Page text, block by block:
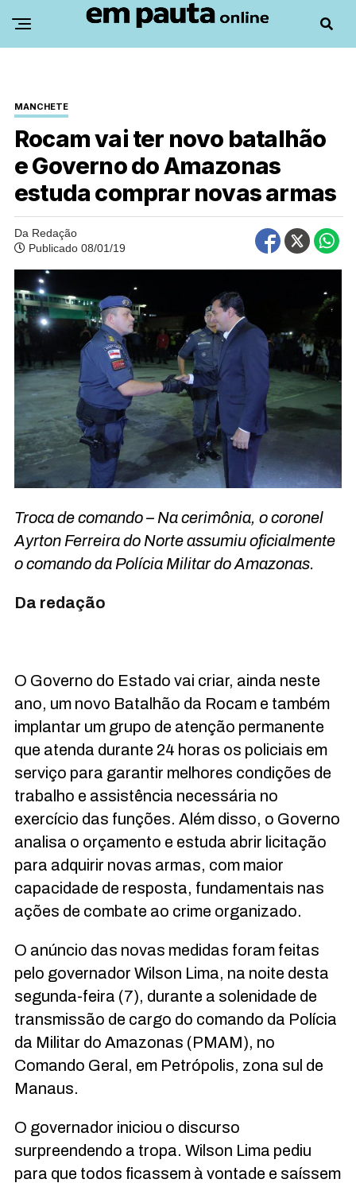
MANCHETE
Rocam vai ter novo batalhão
e Governo do Amazonas
estuda comprar novas armas
Da Redação
Publicado 08/01/19
Troca de comando – Na cerimônia, o coronel
Ayrton Ferreira do Norte assumiu oficialmente
o comando da Polícia Militar do Amazonas.
Da redação
O Governo do Estado vai criar, ainda neste
ano, um novo Batalhão da Rocam e também
implantar um grupo de atenção permanente
que atenda durante 24 horas os policiais em
serviço para garantir melhores condições de
trabalho e assistência necessária no
exercício das funções. Além disso, o Governo
analisa o orçamento e estuda abrir licitação
para adquirir novas armas, com maior
capacidade de resposta, fundamentais nas
ações de combate ao crime organizado.
O anúncio das novas medidas foram feitas
pelo governador Wilson Lima, na noite desta
segunda-feira (7), durante a solenidade de
transmissão de cargo do comando da Polícia
da Militar do Amazonas (PMAM), no
Comando Geral, em Petrópolis, zona sul de
Manaus.
O governador iniciou o discurso
surpreendendo a tropa. Wilson Lima pediu
para que todos ficassem à vontade e saíssem